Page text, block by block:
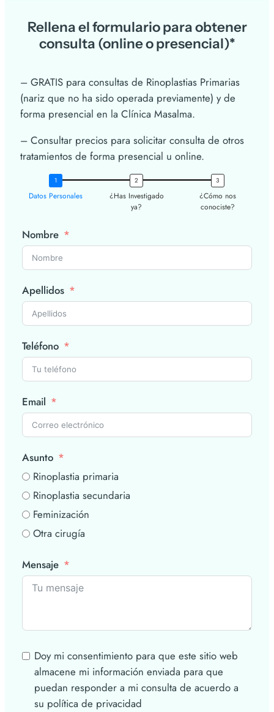
Rellena el formulario para obtener
consulta (online o presencial)*
– GRATIS para consultas de Rinoplastias Primarias
(nariz que no ha sido operada previamente) y de
forma presencial en la Clínica Masalma.
– Consultar precios para solicitar consulta de otros
tratamientos de forma presencial u online.
Datos Personales
¿Has Investigado
ya?
¿Cómo nos
conociste?
Nombre
Apellidos
Teléfono
Email
Asunto
Rinoplastia primaria
Rinoplastia secundaria
Feminización
Otra cirugía
Mensaje
Doy mi consentimiento para que este sitio web
almacene mi información enviada para que
puedan responder a mi consulta de acuerdo a
su política de privacidad